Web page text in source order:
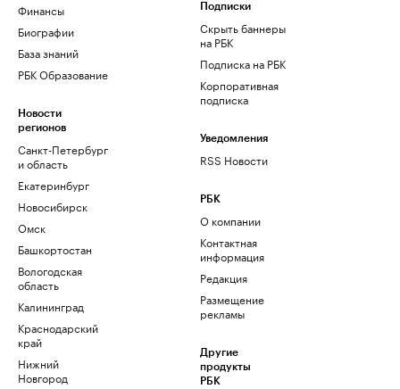
Финансы
Биографии
База знаний
РБК Образование
Новости
регионов
Санкт-Петербург
и область
Екатеринбург
Новосибирск
Омск
Башкортостан
Вологодская
область
Калининград
Краснодарский
край
Нижний
Новгород
Подписки
Скрыть баннеры
на РБК
Подписка на РБК
Корпоративная
подписка
Уведомления
RSS Новости
РБК
О компании
Контактная
информация
Редакция
Размещение
рекламы
Другие
продукты
РБК